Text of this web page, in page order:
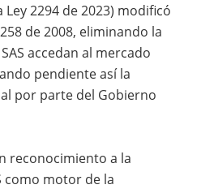
2294 de 2023) modificó
de 2008, eliminando la
accedan al mercado
pendiente así la
por parte del Gobierno
reconocimiento a la
como motor de la